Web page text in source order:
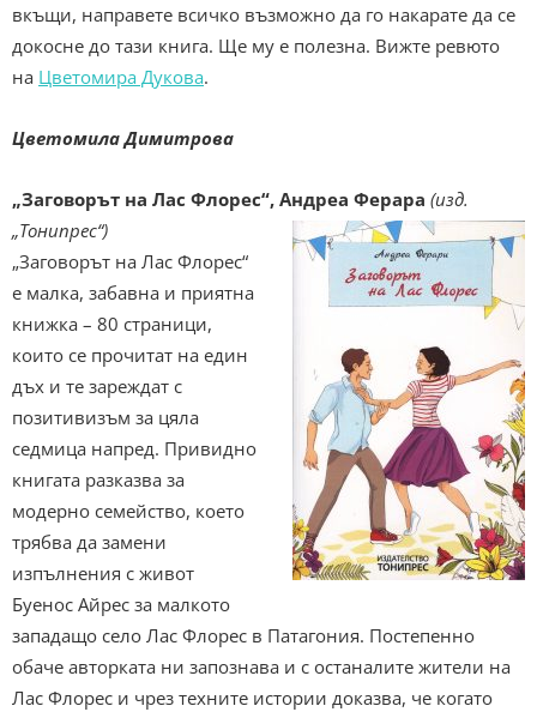
вкъщи, направете всичко възможно да го накарате да се
докосне до тази книга. Ще му е полезна. Вижте ревюто
на Цветомира Дукова.
Цветомила Димитрова
„Заговорът на Лас Флорес“, Андреа Ферара (изд.
„Тонипрес“)
„Заговорът на Лас Флорес“
е малка, забавна и приятна
книжка – 80 страници,
които се прочитат на един
дъх и те зареждат с
позитивизъм за цяла
седмица напред. Привидно
книгата разказва за
модерно семейство, което
трябва да замени
изпълнения с живот
Буенос Айрес за малкото
западащо село Лас Флорес в Патагония. Постепенно
обаче авторката ни запознава и с останалите жители на
Лас Флорес и чрез техните истории доказва, че когато